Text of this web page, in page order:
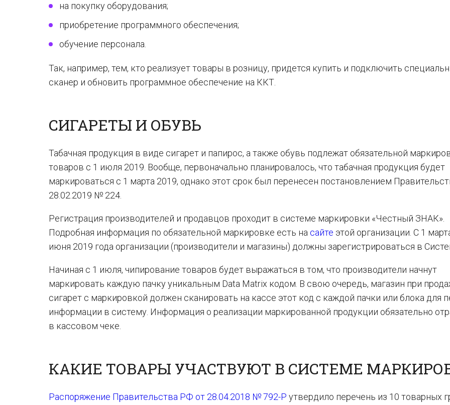
на покупку оборудования;
приобретение программного обеспечения;
обучение персонала.
Так, например, тем, кто реализует товары в розницу, придется купить и подключить
сканер и обновить программное обеспечение на ККТ.
СИГАРЕТЫ И ОБУВЬ
Табачная продукция в виде сигарет и папирос, а также обувь подлежат обязательной
товаров с 1 июля 2019. Вообще, первоначально планировалось, что табачная продукция будет
маркироваться с 1 марта 2019, однако этот срок был перенесен постановлением
28.02.2019 № 224.
Регистрация производителей и продавцов проходит в системе маркировки «Честный ЗНАК».
Подробная информация по обязательной маркировке есть на сайте этой организации. С 1
июня 2019 года организации (производители и магазины) должны зарегистрироваться в
Начиная с 1 июля, чипирование товаров будет выражаться в том, что производители начнут
маркировать каждую пачку уникальным Data Matrix кодом. В свою очередь, магазин при
сигарет с маркировкой должен сканировать на кассе этот код с каждой пачки или блока для
информации в систему. Информация о реализации маркированной продукции обязательно
в кассовом чеке.
КАКИЕ ТОВАРЫ УЧАСТВУЮТ В СИСТЕМЕ
Распоряжение Правительства РФ от 28.04.2018 № 792-Р утвердило перечень из 10 товарных